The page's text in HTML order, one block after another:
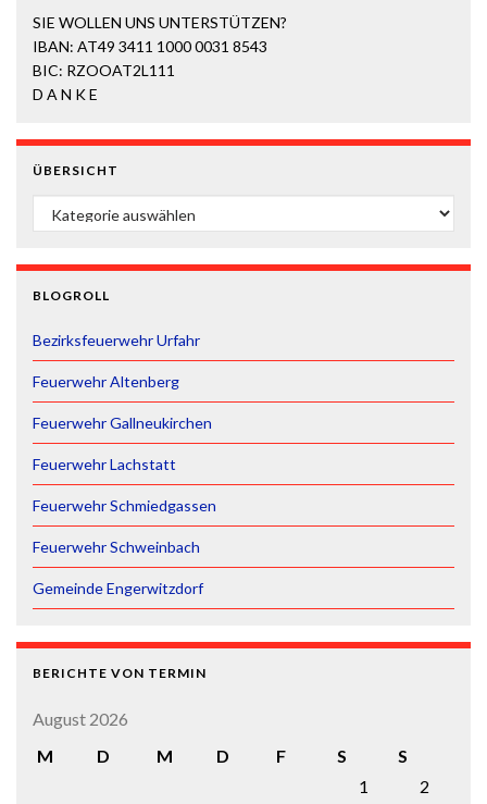
SIE WOLLEN UNS UNTERSTÜTZEN?
IBAN: AT49 3411 1000 0031 8543
BIC: RZOOAT2L111
D A N K E
ÜBERSICHT
ÜBERSICHT
BLOGROLL
Bezirksfeuerwehr Urfahr
Feuerwehr Altenberg
Feuerwehr Gallneukirchen
Feuerwehr Lachstatt
Feuerwehr Schmiedgassen
Feuerwehr Schweinbach
Gemeinde Engerwitzdorf
BERICHTE VON TERMIN
August 2026
M
D M D F S
S
1
2